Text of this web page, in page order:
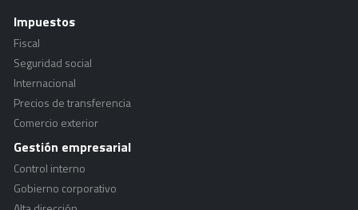
Impuestos
Fiscal
Seguridad social
Internacional
Precios de transferencia
Comercio exterior
Gestión empresarial
Control interno
Gobierno corporativo